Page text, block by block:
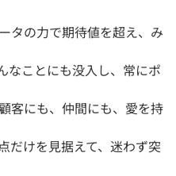
タの力で期待値を超え、み
なことにも没入し、常にポ
客にも、仲間にも、愛を持
だけを見据えて、迷わず突